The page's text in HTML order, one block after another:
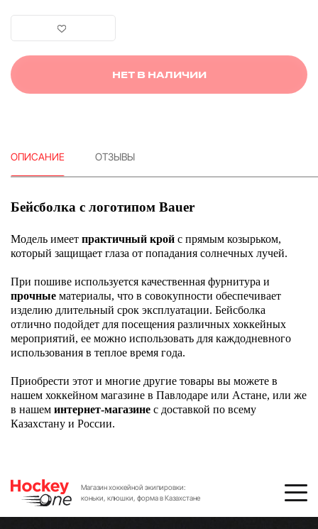
НЕТ В НАЛИЧИИ
ОПИСАНИЕ ОТЗЫВЫ
Бейсболка с логотипом Bauer
Модель имеет практичный крой с прямым козырьком,
который защищает глаза от попадания солнечных лучей.
При пошиве используется качественная фурнитура и
прочные материалы, что в совокупности обеспечивает
изделию длительный срок эксплуатации. Бейсболка
отлично подойдет для посещения различных хоккейных
мероприятий, ее можно использовать для каждодневного
использования в теплое время года.
Приобрести этот и многие другие товары вы можете в
нашем хоккейном магазине в Павлодаре или Астане, или же
в нашем интернет-магазине с доставкой по всему
Казахстану и России.
Магазин хоккейной экипировки:
коньки, клюшки, форма в Казахстане